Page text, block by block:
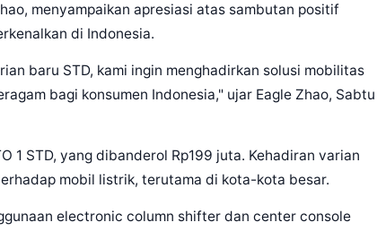
menyampaikan apresiasi atas sambutan positif
di Indonesia.
baru STD, kami ingin menghadirkan solusi mobilitas
bagi konsumen Indonesia," ujar Eagle Zhao, Sabtu
1 STD, yang dibanderol Rp199 juta. Kehadiran varian
mobil listrik, terutama di kota-kota besar.
electronic column shifter dan center console